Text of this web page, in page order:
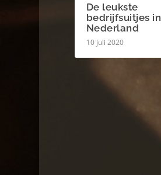
De leukste
bedrijfsuitjes in
Nederland
10 juli 2020